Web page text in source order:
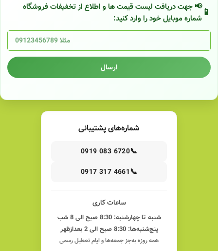
📢 جهت دریافت لیست قیمت ها و اطلاع از تخفیفات فروشگاه
شماره موبایل خود را وارد کنید:
ارسال
شماره‌های پشتیبانی
📞
0919 083 6720
📞
0917 317 4661
ساعات کاری
شنبه تا چهارشنبه: 8:30 صبح الی 8 شب
پنج‌شنبه‌ها: 8:30 صبح الی 2 بعدازظهر
همه روزه به‌جز جمعه‌ها و ایام تعطیل رسمی